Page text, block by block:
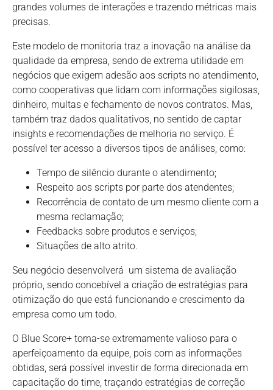
grandes volumes de interações e trazendo métricas mais
precisas.
Este modelo de monitoria traz a inovação na análise da
qualidade da empresa, sendo de extrema utilidade em
negócios que exigem adesão aos scripts no atendimento,
como cooperativas que lidam com informações sigilosas,
dinheiro, multas e fechamento de novos contratos. Mas,
também traz dados qualitativos, no sentido de captar
insights e recomendações de melhoria no serviço. É
possível ter acesso a diversos tipos de análises, como:
Tempo de silêncio durante o atendimento;
Respeito aos scripts por parte dos atendentes;
Recorrência de contato de um mesmo cliente com a
mesma reclamação;
Feedbacks sobre produtos e serviços;
Situações de alto atrito.
Seu negócio desenvolverá um sistema de avaliação
próprio, sendo concebível a criação de estratégias para
otimização do que está funcionando e crescimento da
empresa como um todo.
O Blue Score+ torna-se extremamente valioso para o
aperfeiçoamento da equipe, pois com as informações
obtidas, será possível investir de forma direcionada em
capacitação do time, traçando estratégias de correção